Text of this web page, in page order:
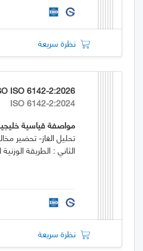
نظرة سريعة
ISO 6142-2:2026
ISO 6142-2:2024
مواصفة قياسية
تحليل الغاز- تحضير
الثاني : الطريقة
نظرة سريعة